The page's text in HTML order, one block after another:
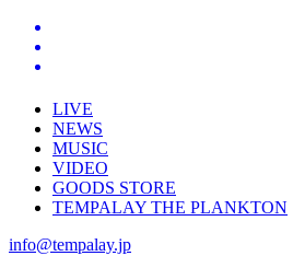
LIVE
NEWS
MUSIC
VIDEO
GOODS STORE
TEMPALAY THE PLANKTON
info@tempalay.jp